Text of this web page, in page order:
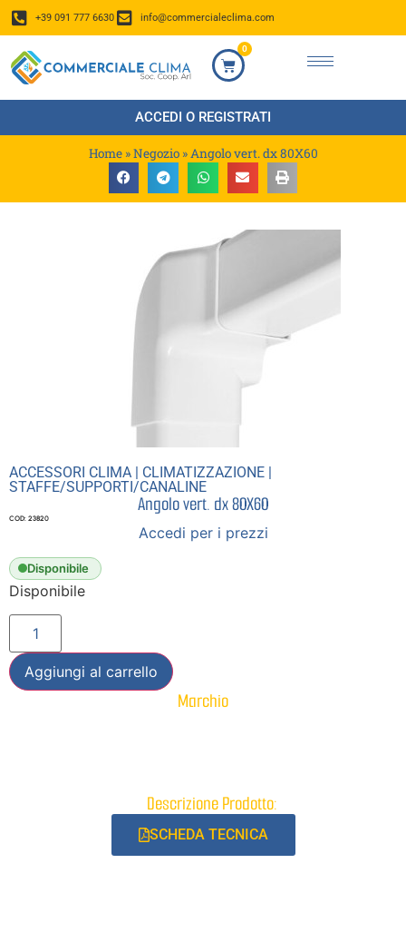
+39 091 777 6630 info@commercialeclima.com
0
ACCEDI O REGISTRATI
Home»Negozio»Angolo vert. dx 80X60
ACCESSORI CLIMA | CLIMATIZZAZIONE |
STAFFE/SUPPORTI/CANALINE
Angolo vert. dx 80X60
COD: 23820
Accedi per i prezzi
Disponibile
Disponibile
Aggiungi al carrello
Marchio
Descrizione Prodotto:
SCHEDA TECNICA